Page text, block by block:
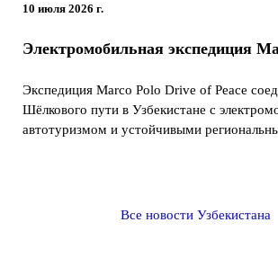
10 июля 2026 г.
Электромобильная экспедиция
Экспедиция Marco Polo Drive of Peace
Шёлкового пути в Узбекистане с
автотуризмом и устойчивыми
Все новости Узбекистана